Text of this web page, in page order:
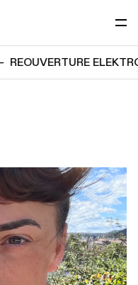
REOUVERTURE